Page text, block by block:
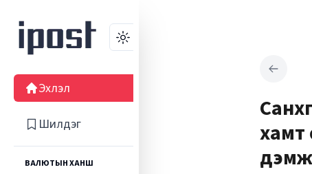
Өнгө
Эхлэл
Шилдэг
ВАЛЮТЫН ХАНШ
хамт